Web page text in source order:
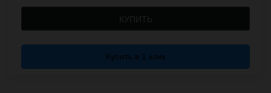
КУПИТЬ
Купить в 1 клик